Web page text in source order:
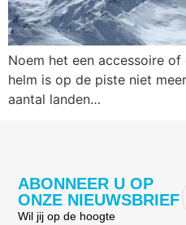
Noem het een accessoire
helm is op de piste niet
aantal landen…
ABONNEER U OP
ONZE NIEUWSBRIEF
Wil jij op de hoogte